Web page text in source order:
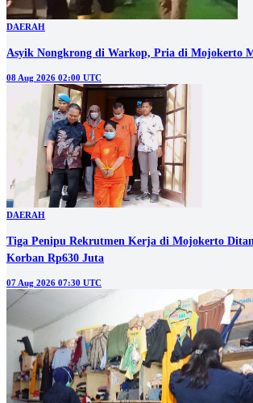
DAERAH
Asyik Nongkrong di Warkop, Pria di Mojokerto
08 Aug 2026 02:00 UTC
DAERAH
Tiga Penipu Rekrutmen Kerja di Mojokerto
Korban Rp630 Juta
07 Aug 2026 07:30 UTC